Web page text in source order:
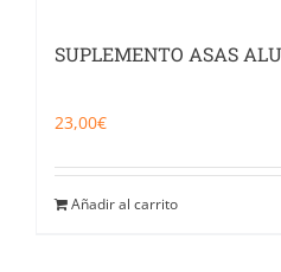
SUPLEMENTO ASAS
23,00€
Añadir al carrito